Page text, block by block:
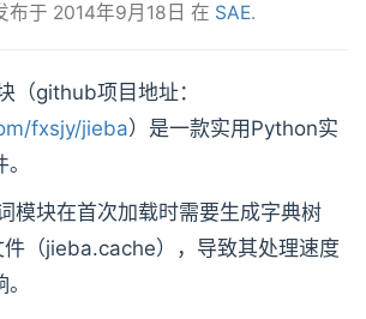
布于 2014年9月18日 在 SAE.
（github项目地址：
fxsjy/jieba）是一款实用Python实
模块在首次加载时需要生成字典树
件（jieba.cache），导致其处理速度